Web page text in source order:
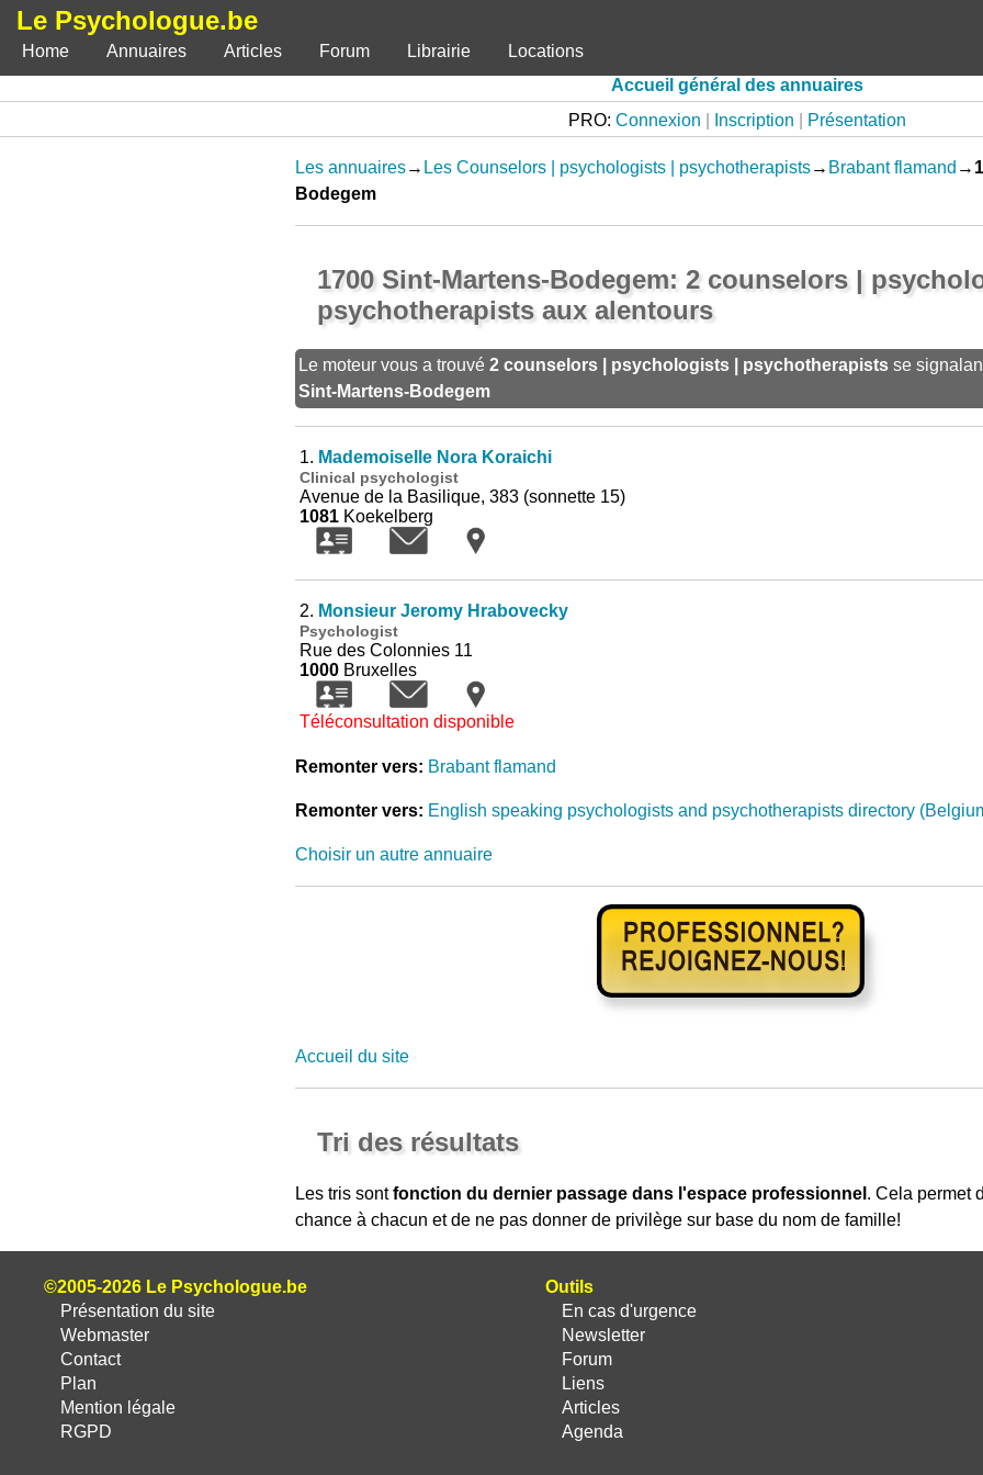
Le Psychologue.be
Home Annuaires Articles Forum Librairie
Locations
Accueil général des annuaires
PRO: Connexion Inscription Présentation
Les annuaires→ Les Counselors | psychologists | psychotherapists→ Brabant flamand →
Bodegem
1700 Sint-Martens-Bodegem: 2 counselors |
psychotherapists aux alentours
Le moteur vous a trouvé 2 counselors | psychologists | psychotherapistsse
Sint-Martens-Bodegem
1. Mademoiselle Nora Koraichi
Clinical psychologist
Avenue de la Basilique, 383 (sonnette 15)
1081Koekelberg
2. Monsieur Jeromy Hrabovecky
Psychologist
Rue des Colonnies 11
1000Bruxelles
Téléconsultation disponible
Remonter vers: Brabant flamand
Remonter vers: English speaking psychologists and psychotherapists directory
Choisir un autre annuaire
Accueil du site
Tri des résultats
Les tris sontfonction du dernier passage dans l'espace professionnel . Cela permet
chance à chacun et de ne pas donner de privilège sur base du nom de famille!
©2005-2026 Le Psychologue.be
Présentation du site
Webmaster
Contact
Plan
Mention légale
RGPD
Outils
En cas d'urgence
Newsletter
Forum
Liens
Articles
Agenda